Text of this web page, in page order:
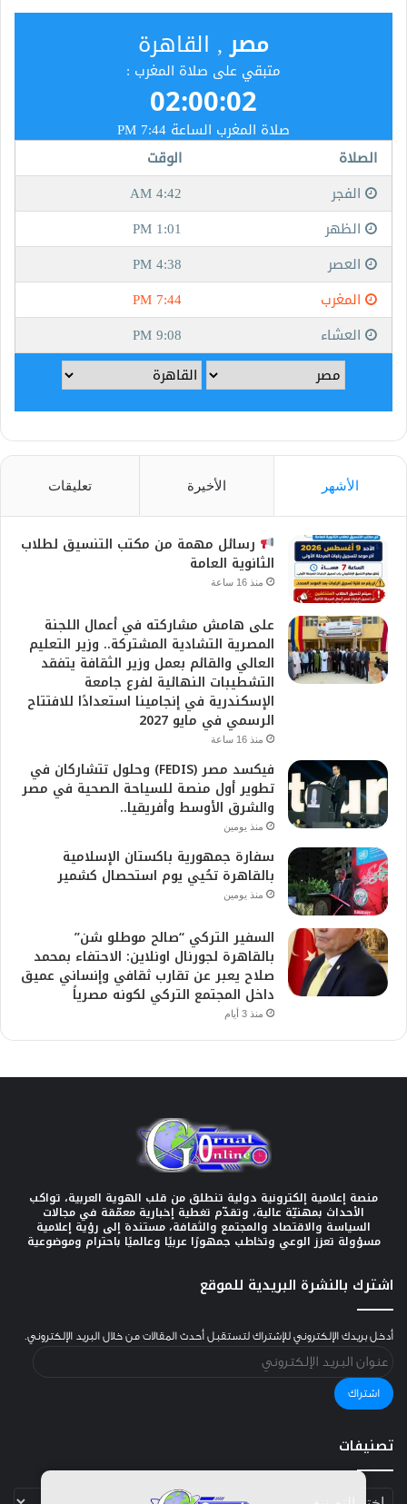
الأشهر الأخيرة تعليقات
رسائل مهمة من مكتب التنسيق لطلاب
الثانوية العامة
منذ 16 ساعة
على هامش مشاركته في أعمال اللجنة
المصرية التشادية المشتركة.. وزير التعليم
العالي والقائم بعمل وزير الثقافة يتفقد
التشطيبات النهائية لفرع جامعة
الإسكندرية في إنجامينا استعدادًا للافتتاح
الرسمي في مايو 2027
منذ 16 ساعة
فيكسد مصر (FEDIS) وحلول تتشاركان في
تطوير أول منصة للسياحة الصحية في مصر
والشرق الأوسط وأفريقيا..
منذ يومين
سفارة جمهورية باكستان الإسلامية
بالقاهرة تحُيي يوم استحصال كشمير
منذ يومين
السفير التركي “صالح موطلو شن”
بالقاهرة لجورنال اونلاين: الاحتفاء بمحمد
صلاح يعبر عن تقارب ثقافي وإنساني عميق
داخل المجتمع التركي لكونه مصرياً
منذ 3 أيام
منصة إعلامية إلكترونية دولية تنطلق من قلب الهوية العربية، تواكب
الأحداث بمهنيّة عالية، وتقدّم تغطية إخبارية معمّقة في مجالات
السياسة والاقتصاد والمجتمع والثقافة، مستندة إلى رؤية إعلامية
مسؤولة تعزز الوعي وتخاطب جمهورًا عربيًا وعالميًا باحترام وموضوعية
اشترك بالنشرة البريدية للموقع
أدخل بريدك الإلكتروني للإشتراك لتستقبل أحدث المقالات من خلال البريد الإلكتروني.
الإلكتروني
اشتراك
تصنيفات
تصنيفات